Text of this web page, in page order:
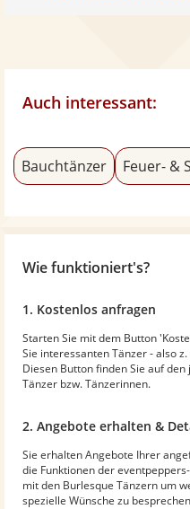
Auch interessant:
Bauchtänzer Feuer- &
Wie funktioniert's?
1. Kostenlos anfragen
Starten Sie mit dem Button
Sie interessanten Tänzer - also
Diesen Button finden Sie auf
Tänzer bzw. Tänzerinnen.
2. Angebote erhalten &
Sie erhalten Angebote Ihrer
die Funktionen der
mit den Burlesque Tänzern um
spezielle Wünsche zu